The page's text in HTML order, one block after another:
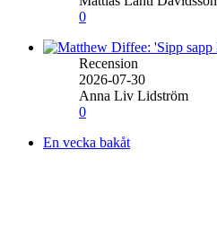
0
Recension
2026-07-30
Anna Liv Lidström
0
En vecka bakåt